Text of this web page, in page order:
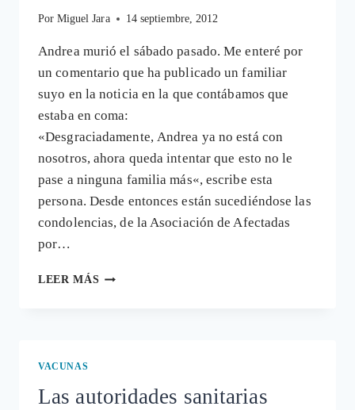
Por Miguel Jara 14 septiembre, 2012
Andrea murió el sábado pasado. Me enteré por
un comentario que ha publicado un familiar
suyo en la noticia en la que contábamos que
estaba en coma:
«Desgraciadamente, Andrea ya no está con
nosotros, ahora queda intentar que esto no le
pase a ninguna familia más«, escribe esta
persona. Desde entonces están sucediéndose las
condolencias, de la Asociación de Afectadas
por…
LEER MÁS HA
TRAS
VACUNAS
Las autoridades sanitarias